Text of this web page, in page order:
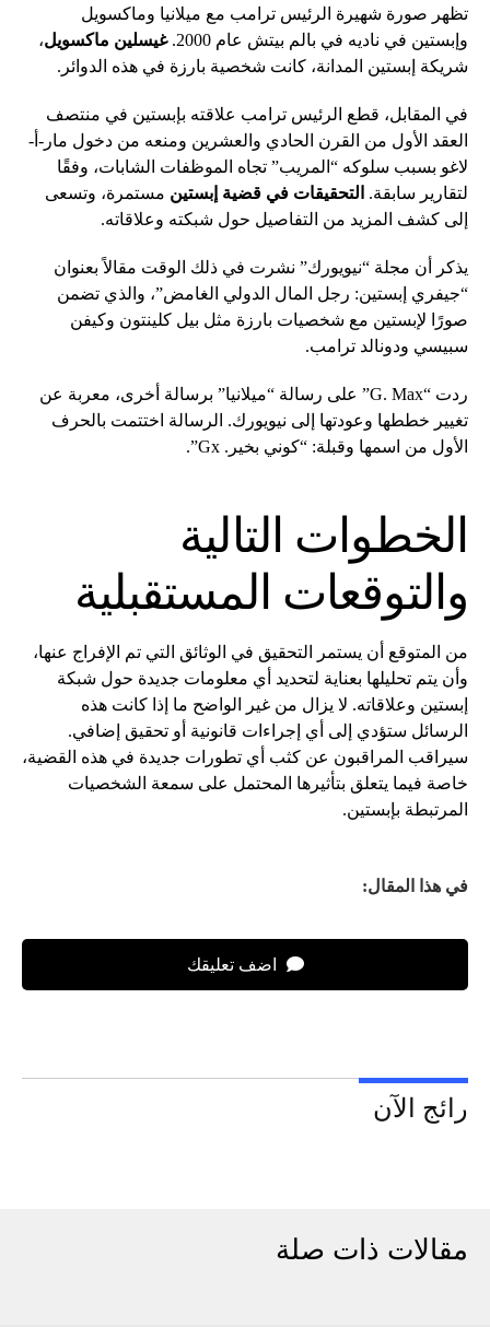
تظهر صورة شهيرة الرئيس ترامب مع ميلانيا وماكسويل
وإبستين في ناديه في بالم بيتش عام 2000.
غيسلين ماكسويل،
شريكة إبستين المدانة، كانت شخصية بارزة في هذه الدوائر.
في المقابل، قطع الرئيس ترامب علاقته بإبستين في منتصف
العقد الأول من القرن الحادي والعشرين ومنعه من دخول مار-أ-
لاغو بسبب سلوكه “المريب” تجاه الموظفات الشابات، وفقًا
لتقارير سابقة. التحقيقات في قضية إبستين مستمرة، وتسعى
إلى كشف المزيد من التفاصيل حول شبكته وعلاقاته.
يذكر أن مجلة “نيويورك” نشرت في ذلك الوقت مقالاً بعنوان
“جيفري إبستين: رجل المال الدولي الغامض”، والذي تضمن
صورًا لإبستين مع شخصيات بارزة مثل بيل كلينتون وكيفن
سبيسي ودونالد ترامب.
ردت “G. Max” على رسالة “ميلانيا” برسالة أخرى، معربة عن
تغيير خططها وعودتها إلى نيويورك. الرسالة اختتمت بالحرف
الأول من اسمها وقبلة: “كوني بخير. Gx”.
الخطوات التالية
والتوقعات المستقبلية
من المتوقع أن يستمر التحقيق في الوثائق التي تم الإفراج عنها،
وأن يتم تحليلها بعناية لتحديد أي معلومات جديدة حول شبكة
إبستين وعلاقاته. لا يزال من غير الواضح ما إذا كانت هذه
الرسائل ستؤدي إلى أي إجراءات قانونية أو تحقيق إضافي.
سيراقب المراقبون عن كثب أي تطورات جديدة في هذه القضية،
خاصة فيما يتعلق بتأثيرها المحتمل على سمعة الشخصيات
المرتبطة بإبستين.
في هذا المقال:
اضف تعليقك
رائج الآن
مقالات ذات صلة